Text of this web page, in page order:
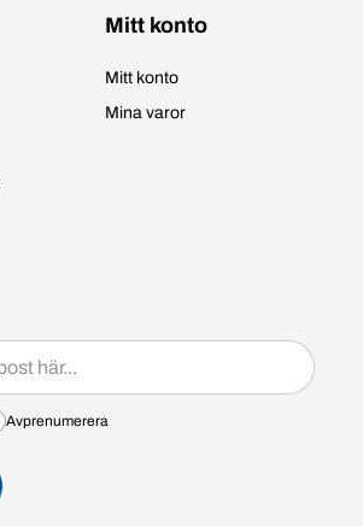
Mitt konto
Mitt konto
Mina varor
Avprenumerera